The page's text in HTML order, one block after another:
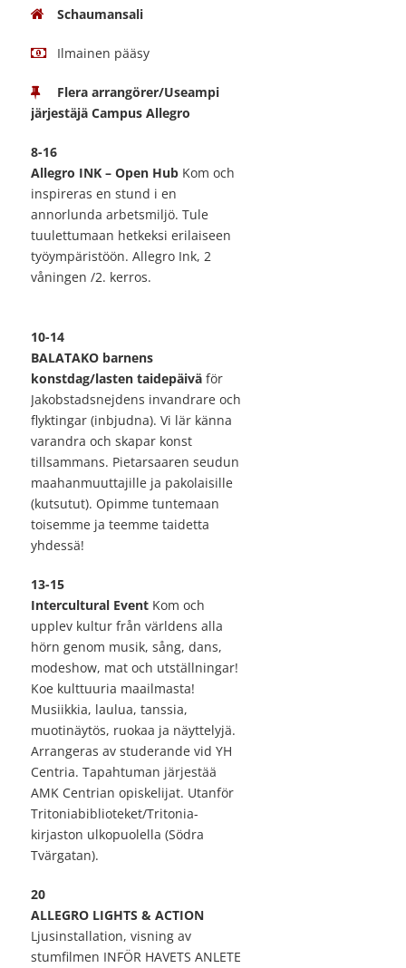
Schaumansali
Ilmainen pääsy
Flera arrangörer/Useampi
järjestäjä Campus Allegro
8-16
Allegro INK – Open Hub Kom och
inspireras en stund i en
annorlunda arbetsmiljö. Tule
tuulettumaan hetkeksi erilaiseen
työympäristöön. Allegro Ink, 2
våningen /2. kerros.
10-14
BALATAKO barnens
konstdag/lasten taidepäivä för
Jakobstadsnejdens invandrare och
flyktingar (inbjudna). Vi lär känna
varandra och skapar konst
tillsammans. Pietarsaaren seudun
maahanmuuttajille ja pakolaisille
(kutsutut). Opimme tuntemaan
toisemme ja teemme taidetta
yhdessä!
13-15
Intercultural Event Kom och
upplev kultur från världens alla
hörn genom musik, sång, dans,
modeshow, mat och utställningar!
Koe kulttuuria maailmasta!
Musiikkia, laulua, tanssia,
muotinäytös, ruokaa ja näyttelyjä.
Arrangeras av studerande vid YH
Centria. Tapahtuman järjestää
AMK Centrian opiskelijat. Utanför
Tritoniabiblioteket/Tritonia-
kirjaston ulkopuolella (Södra
Tvärgatan).
20
ALLEGRO LIGHTS & ACTION
Ljusinstallation, visning av
stumfilmen INFÖR HAVETS ANLETE